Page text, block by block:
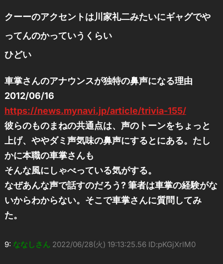
クーーのアクセントは川家礼二みたいにギャグでや
ってんのかっていうくらい
ひどい
車掌さんのアナウンスが独特の鼻声になる理由
2012/06/16
https://news.mynavi.jp/article/trivia-155/
彼らのものまねの共通点は、声のトーンをちょっと
上げ、ややダミ声気味の鼻声にするとにある。たし
かに本職の車掌さんも
そんな風にしゃべっている気がする。
なぜあんな声で話すのだろう? 筆者は車掌の経験がな
いからわからない。そこで車掌さんに質問してみ
た。
9: ななしさん 2022/06/28(火) 19:13:25.56 ID:pKGjXrlM0